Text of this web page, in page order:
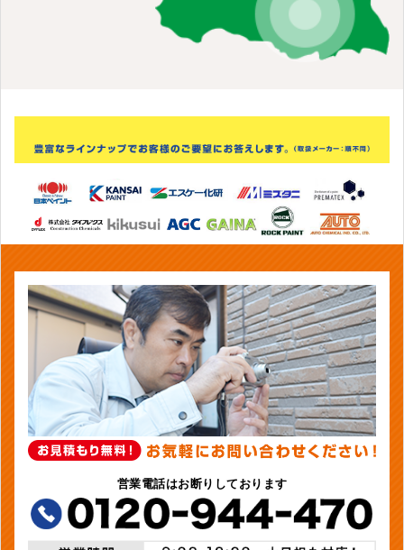
営業電話はお断りしております